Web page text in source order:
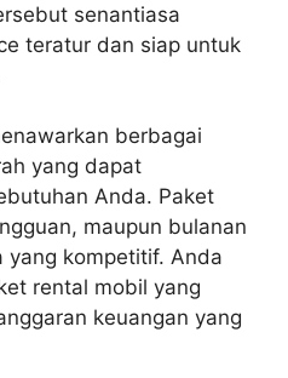
senantiasa
teratur dan siap untuk
berbagai
yang dapat
Anda. Paket
maupun bulanan
yang kompetitif. Anda
rental mobil yang
keuangan yang